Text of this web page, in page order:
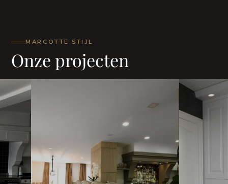
MARCOTTE STIJL
Onze projecten